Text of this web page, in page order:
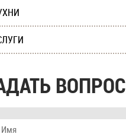
ВОПРОС